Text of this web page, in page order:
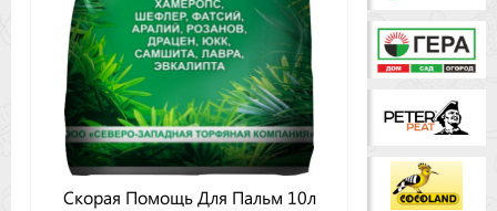
Скорая Помощь Для Пальм 10л